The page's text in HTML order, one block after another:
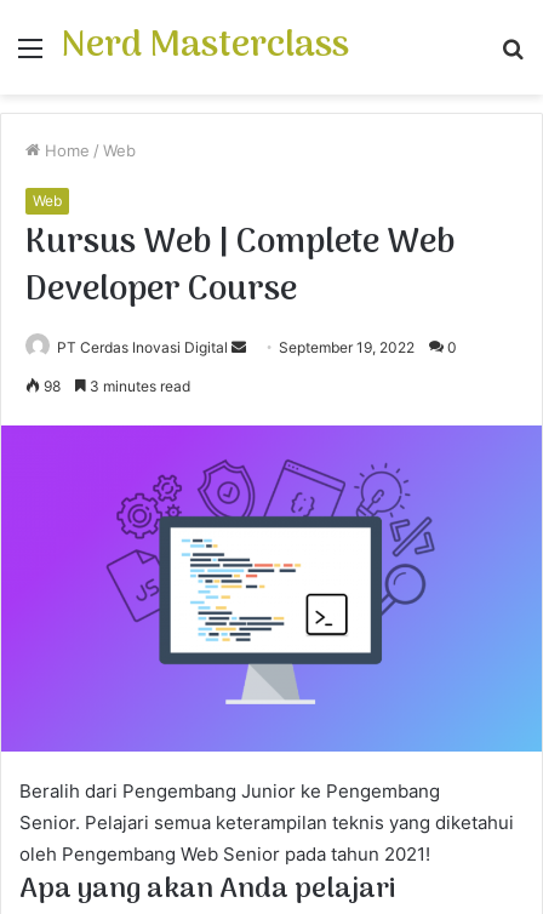
Menu
Nerd Masterclass
Home / Web
Web
Kursus Web | Complete Web
Developer Course
PT Cerdas Inovasi Digital
n
e
a
l
September 19, 2022 0
98 3 minutes read
Beralih dari Pengembang Junior ke Pengembang
Senior. Pelajari semua keterampilan teknis yang diketahui
oleh Pengembang Web Senior pada tahun 2021!
Apa yang akan Anda pelajari